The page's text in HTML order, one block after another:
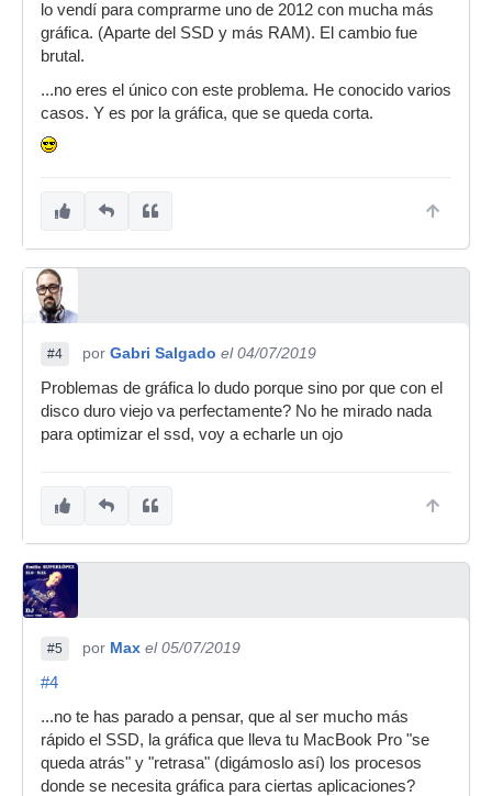
lo vendí para comprarme uno de 2012 con mucha más
gráfica. (Aparte del SSD y más RAM). El cambio fue
brutal.
...no eres el único con este problema. He conocido varios
casos. Y es por la gráfica, que se queda corta.
#4 por Gabri Salgado el 04/07/2019
Problemas de gráfica lo dudo porque sino por que con el
disco duro viejo va perfectamente? No he mirado nada
para optimizar el ssd, voy a echarle un ojo
#5 por Max el 05/07/2019
#4
...no te has parado a pensar, que al ser mucho más
rápido el SSD, la gráfica que lleva tu MacBook Pro "se
queda atrás" y "retrasa" (digámoslo así) los procesos
donde se necesita gráfica para ciertas aplicaciones?